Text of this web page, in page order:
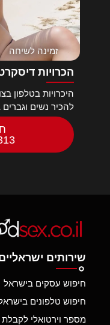
זמינה לשיחה
הכרויות
היכרויות בטלפון
להכיר נשים וגברים
שירותים
חיפוש עסקים בישראל
חיפוש טלפונים
מספר וירטואלי